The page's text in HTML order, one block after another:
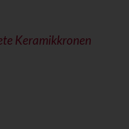
Keramikkronen